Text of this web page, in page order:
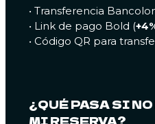
• Transferencia
• Link de pago Bold (
• Código QR para
¿QUÉ PASA SI